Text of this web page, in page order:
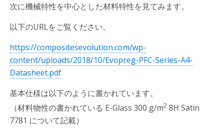
次に機械特性を中心とした材料特性を見てみます。
以下のURLをご覧ください。
https://compositesevolution.com/wp-
content/uploads/2018/10/Evopreg-PFC-Series-A4-
Datasheet.pdf
基本仕様は以下のように書かれています。
（材料物性の書かれている E-Glass 300 g/m2 8H Satin
7781 について記載）